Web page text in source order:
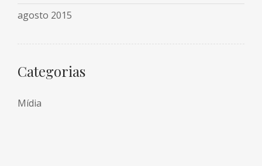
agosto 2015
Categorias
Mídia